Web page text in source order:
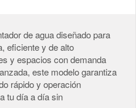
de agua diseñado para
eficiente y de alto
y espacios con demanda
este modelo garantiza
rápido y operación
tu día a día sin